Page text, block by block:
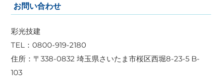
お問い合わせ
彩光技建
TEL：0800-919-2180
住所：〒338-0832 埼玉県さいたま市桜区西堀8-23-5 B-
103